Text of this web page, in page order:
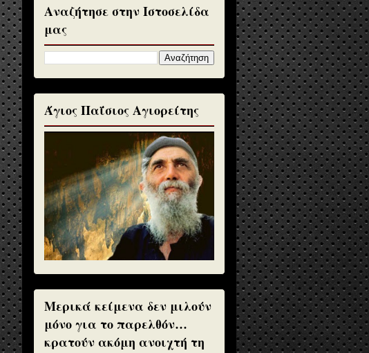
Αναζήτησε στην Ιστοσελίδα
μας
Άγιος Παΐσιος Αγιορείτης
Μερικά κείμενα δεν μιλούν
μόνο για το παρελθόν…
κρατούν ακόμη ανοιχτή τη